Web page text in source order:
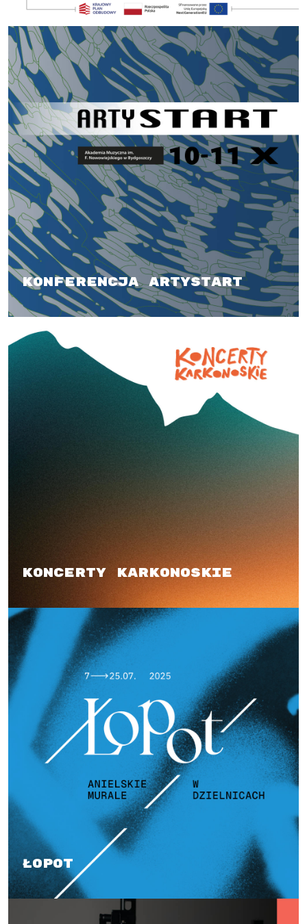
Konferencja artySTART
Koncerty karkonoskie
Łopot